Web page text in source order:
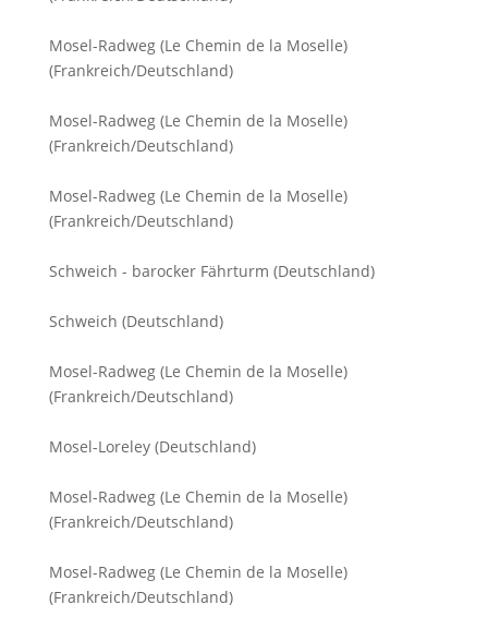
Mosel-Radweg (Le Chemin de la Moselle)
(Frankreich/Deutschland)
Mosel-Radweg (Le Chemin de la Moselle)
(Frankreich/Deutschland)
Mosel-Radweg (Le Chemin de la Moselle)
(Frankreich/Deutschland)
Schweich - barocker Fährturm (Deutschland)
Schweich (Deutschland)
Mosel-Radweg (Le Chemin de la Moselle)
(Frankreich/Deutschland)
Mosel-Loreley (Deutschland)
Mosel-Radweg (Le Chemin de la Moselle)
(Frankreich/Deutschland)
Mosel-Radweg (Le Chemin de la Moselle)
(Frankreich/Deutschland)